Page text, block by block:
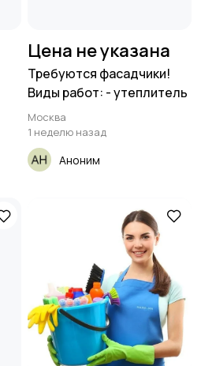
Цена не указана
Требуются фасадчики!
Виды работ: - утеплитель
Москва
1 неделю назад
Аноним